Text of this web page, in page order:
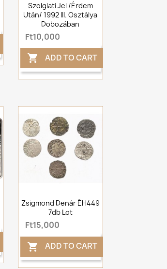
Szolglati Jel /érdem
Után/ 1992 III. Osztálya
Dobozában
Ft10,000
 ADD TO CART
Zsigmond Denár ÉH449
7db Lot
Ft15,000
 ADD TO CART